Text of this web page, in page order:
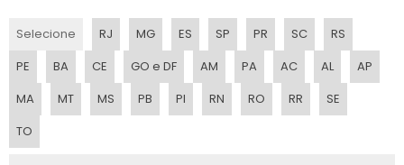
Selecione RJ MG ES SP PR SC
RS
PE
BA CE GO e DF AM PA AC AL
AP
MA
MT MS PB PI RN RO RR
SE
TO